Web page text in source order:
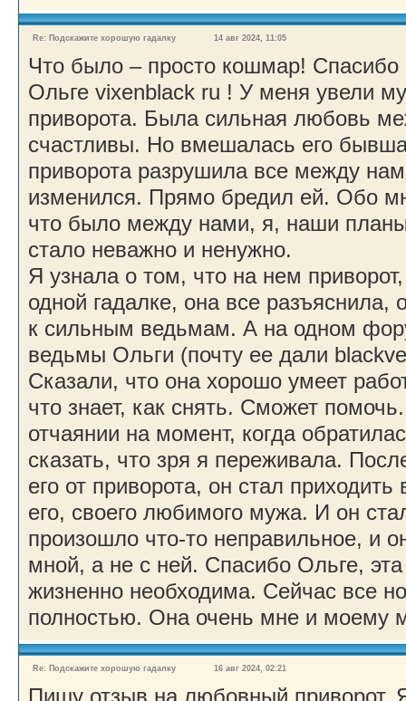
Re: Подскажите хорошую гадалку 14 авг 2024, 11:05
Что было – просто кошмар!
Ольге vixenblack ru ! У меня увели
приворота. Была сильная любовь
счастливы. Но вмешалась его
приворота разрушила все между
изменился. Прямо бредил ей. Обо
что было между нами, я, наши
стало неважно и ненужно.
Я узнала о том, что на нем
одной гадалке, она все разъяснила,
к сильным ведьмам. А на одном
ведьмы Ольги (почту ее дали
Сказали, что она хорошо умеет
что знает, как снять. Сможет
отчаянии на момент, когда
сказать, что зря я переживала.
его от приворота, он стал
его, своего любимого мужа. И он
произошло что-то неправильное, и
мной, а не с ней. Спасибо Ольге,
жизненно необходима. Сейчас все
полностью. Она очень мне и моему
Re: Подскажите хорошую гадалку 16 авг 2024, 02:21
Пишу отзыв на любовный приворот.